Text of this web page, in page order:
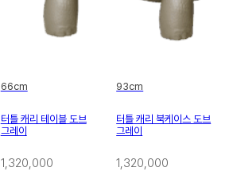
66cm
터틀 캐리 테이블 도브
그레이
1,320,000
93cm
터틀 캐리 북케이스 도브
그레이
1,320,000